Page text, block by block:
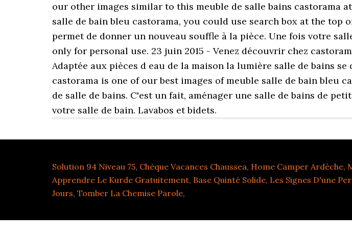
our other images similar to this meuble de salle bains castorama
salle de bain bleu castorama, you could use search box at the top
permet de donner un nouveau souffle à la pièce. Une fois votre
only for personal use. 23 juin 2015 - Venez découvrir chez
Adaptée aux pièces d eau de la maison la lumière salle de bains
castorama is one of our best images of meuble salle de bain bleu
de salle de bains. C'est un fait, aménager une salle de bains de
votre salle de bain. Lavabos et bidets.
Solution 94 Niveau 75, Chèque Vacances Chaussea, Home Camper Ardèche,
Apprendre Le Kurde Gratuitement, Base Quinté Solide, Les Signes D'une
Jours, Tomber La Chemise Parole,